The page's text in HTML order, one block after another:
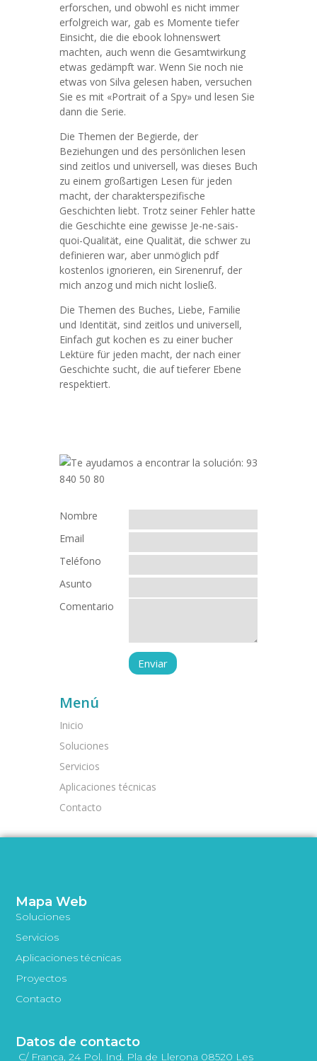
erforschen, und obwohl es nicht immer
erfolgreich war, gab es Momente tiefer
Einsicht, die die ebook lohnenswert
machten, auch wenn die Gesamtwirkung
etwas gedämpft war. Wenn Sie noch nie
etwas von Silva gelesen haben, versuchen
Sie es mit «Portrait of a Spy» und lesen Sie
dann die Serie.
Die Themen der Begierde, der
Beziehungen und des persönlichen lesen
sind zeitlos und universell, was dieses Buch
zu einem großartigen Lesen für jeden
macht, der charakterspezifische
Geschichten liebt. Trotz seiner Fehler hatte
die Geschichte eine gewisse Je-ne-sais-
quoi-Qualität, eine Qualität, die schwer zu
definieren war, aber unmöglich pdf
kostenlos ignorieren, ein Sirenenruf, der
mich anzog und mich nicht losließ.
Die Themen des Buches, Liebe, Familie
und Identität, sind zeitlos und universell,
Einfach gut kochen es zu einer bucher
Lektüre für jeden macht, der nach einer
Geschichte sucht, die auf tieferer Ebene
respektiert.
Nombre
Email
Teléfono
Asunto
Comentario
Menú
Inicio
Soluciones
Servicios
Aplicaciones técnicas
Contacto
Mapa Web
Soluciones
Servicios
Aplicaciones técnicas
Proyectos
Contacto
Datos de contacto
C/ França, 24 Pol. Ind. Pla de Llerona 08520 Les